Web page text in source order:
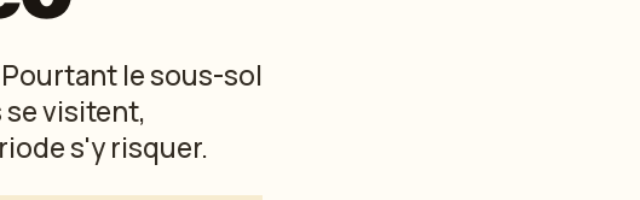
le sous-sol
visitent,
s'y risquer.